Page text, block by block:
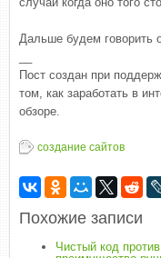
Дальше будем говорить
Пост создан при
том, как заработать в
обзоре.
создание сайтов
Похожие записи
Чистый код